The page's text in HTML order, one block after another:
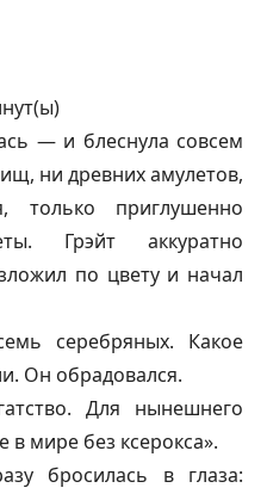
— и блеснула совсем
ни древних амулетов,
только приглушенно
Грэйт аккуратно
по цвету и начал
серебряных. Какое
Он обрадовался.
Для нынешнего
в мире без ксерокса».
бросилась в глаза: